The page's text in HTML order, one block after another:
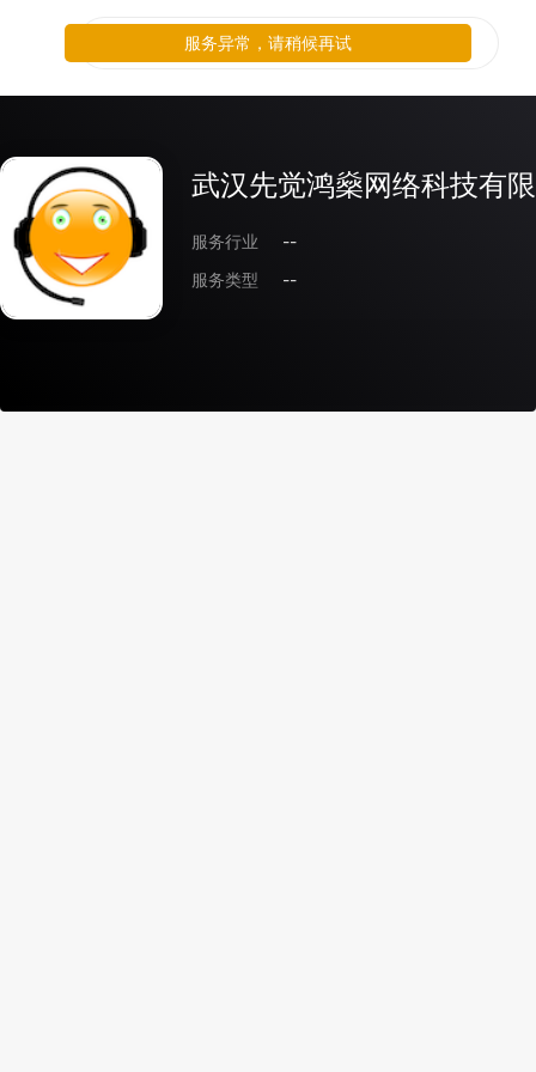
武汉先觉鸿燊网络科技有
服务行业
--
服务类型
--
服务异常，请稍候再试